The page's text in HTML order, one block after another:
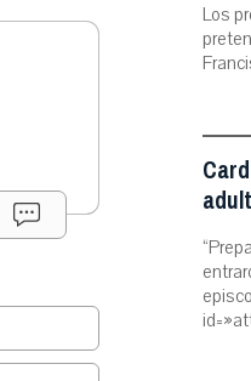
Los